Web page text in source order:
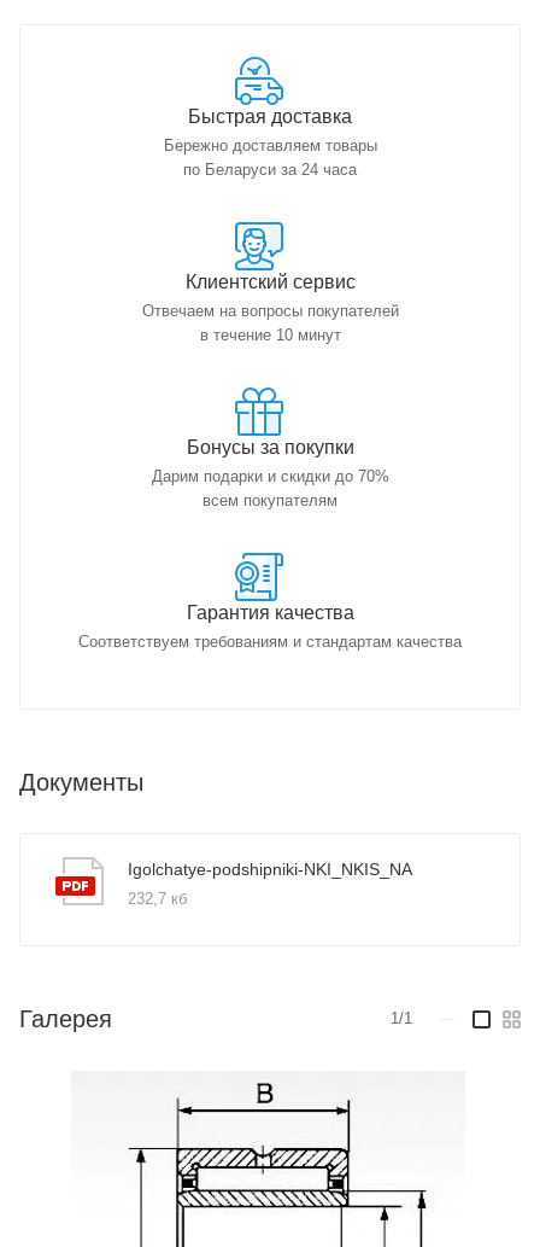
Быстрая доставка
Бережно доставляем товары
по Беларуси за 24 часа
Клиентский сервис
Отвечаем на вопросы покупателей
в течение 10 минут
Бонусы за покупки
Дарим подарки и скидки до 70%
всем покупателям
Гарантия качества
Соответствуем требованиям и стандартам качества
Документы
Igolchatye-podshipniki-NKI_NKIS_NA
232,7 кб
Галерея 1/1